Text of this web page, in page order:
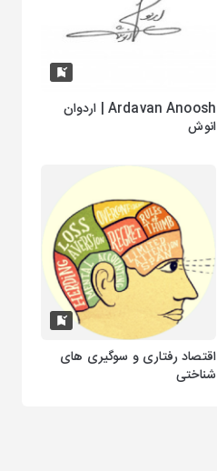
Ardavan Anoosh | اردوان
انوش
اقتصاد رفتاری و سوگیری های
شناختی